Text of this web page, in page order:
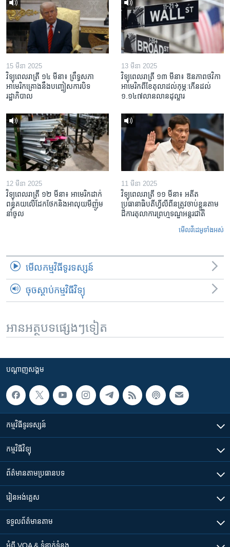
15 មីនា 2025
វិទ្យុពេលរាត្រី ១៤ មីនា៖ ព្រឹទ្ធសភា
អាមេរិកគ្រោងនឹងបញ្ចៀសការបិទ
រដ្ឋាភិបាល
13 មីនា 2025
វិទ្យុពេលរាត្រី ១៣ មីនា៖ ឱនភាព​ថវិកា​
អាមេរិក​ពី​ខែ​តុលា​ដល់​កុម្ភៈ​កើន​ដល់​
១.១៤៧​លានលាន​ដុល្លារ
12 មីនា 2025
វិទ្យុពេលរាត្រី ១២ មីនា៖ អាមេរិក​ដាក់​
ពន្ធគយ​លើ​ដែកថែក​និង​អាលុយ​មីញ៉ូម​
នាំចូល
11 មីនា 2025
វិទ្យុពេលរាត្រី ១១ មីនា៖ អតីត​
ប្រធានាធិបតីហ្វីលីពីន​ត្រូវ​ចាប់ខ្លួនតាម
ដីការ​តុលាការ​ព្រហ្មទណ្ឌ​អន្តរជាតិ
មើល​វីដេអូ​ទាំង​អស់
មើល​កម្មវិធី​ទូរទស្សន៍
ចុចស្តាប់កម្មវិធីវិទ្យុ
អានអត្ថបទផ្សេងៗទៀត
បណ្តាញ​សង្គម
កម្មវិធី​ទូរទស្សន៍
កម្មវិធី​វិទ្យុ
ព័ត៌មាន​តាមប្រធានបទ​
រៀន​​អង់គ្លេស
ទទួល​ព័ត៌មាន​តាម
អំពី​ VOA & ទំនាក់ទំនង